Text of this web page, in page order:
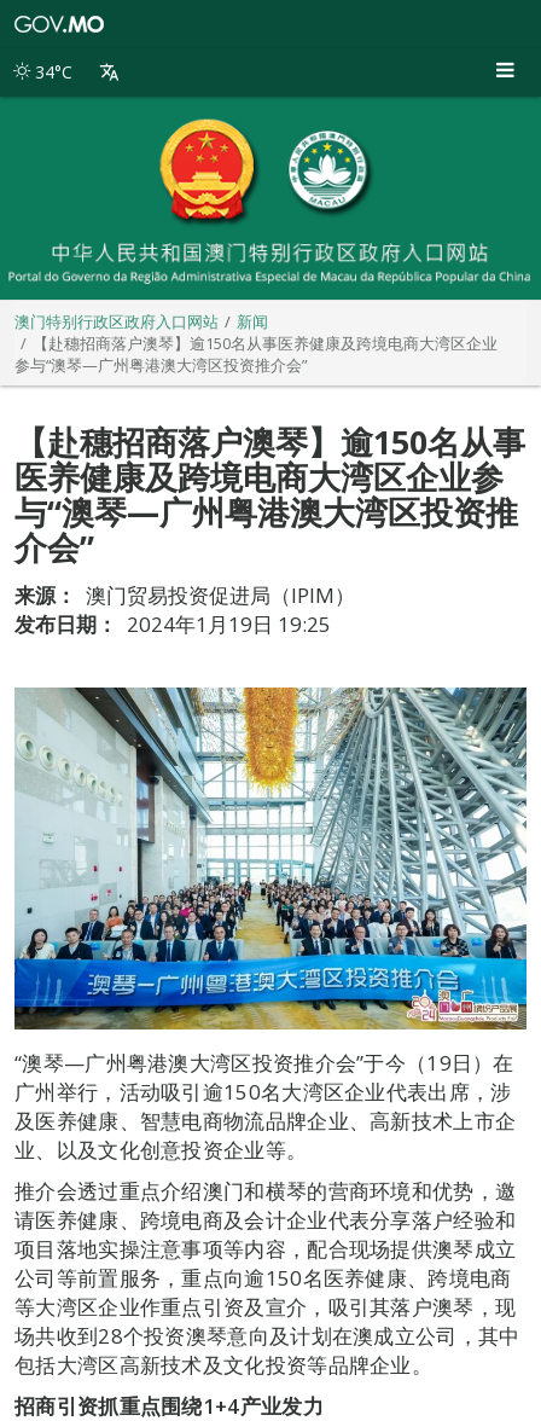
别
34°C
澳门特别行政区政府入口网站
新闻
【赴穗招商落户澳琴】逾150名从事医养健康及跨境电商大湾区企业
参与“澳琴—广州粤港澳大湾区投资推介会”
【赴穗招商落户澳琴】逾150名从事
医养健康及跨境电商大湾区企业参
与“澳琴—广州粤港澳大湾区投资推
介会”
来源：
澳门贸易投资促进局（IPIM）
发布日期：
2024年1月19日 19:25
“澳琴—广州粤港澳大湾区投资推介会”于今（19日）在
广州举行，活动吸引逾150名大湾区企业代表出席，涉
及医养健康、智慧电商物流品牌企业、高新技术上市企
业、以及文化创意投资企业等。
推介会透过重点介绍澳门和横琴的营商环境和优势，邀
请医养健康、跨境电商及会计企业代表分享落户经验和
项目落地实操注意事项等内容，配合现场提供澳琴成立
公司等前置服务，重点向逾150名医养健康、跨境电商
等大湾区企业作重点引资及宣介，吸引其落户澳琴，现
场共收到28个投资澳琴意向及计划在澳成立公司，其中
包括大湾区高新技术及文化投资等品牌企业。
招商引资抓重点围绕1+4产业发力